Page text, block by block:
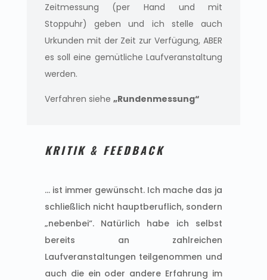
Zeitmessung (per Hand und mit
Stoppuhr) geben und ich stelle auch
Urkunden mit der Zeit zur Verfügung, ABER
es soll eine gemütliche Laufveranstaltung
werden.
Verfahren siehe „Rundenmessung“
KRITIK & FEEDBACK
… ist immer gewünscht. Ich mache das ja
schließlich nicht hauptberuflich, sondern
„nebenbei“. Natürlich habe ich selbst
bereits an zahlreichen
Laufveranstaltungen teilgenommen und
auch die ein oder andere Erfahrung im